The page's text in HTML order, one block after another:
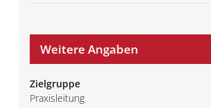
Weitere Angaben
Zielgruppe
Praxisleitung